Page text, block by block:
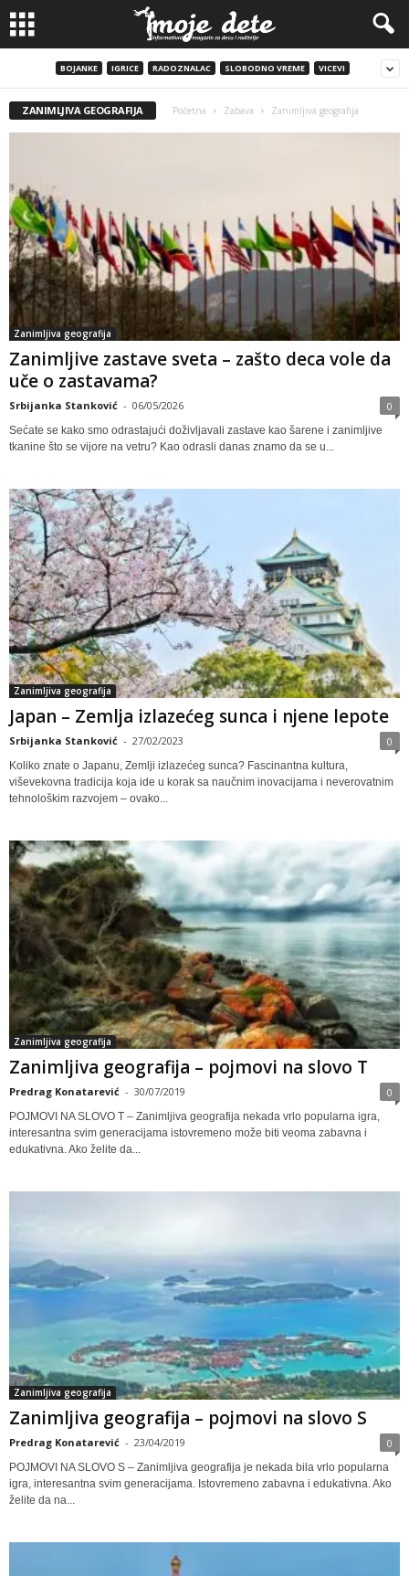
BOJANKE IGRICE RADOZNALAC SLOBODNO VREME VICEVI
ZANIMLJIVA GEOGRAFIJA Početna Zabava Zanimljiva geografija
Zanimljiva geografija
Zanimljive zastave sveta – zašto deca vole da
uče o zastavama?
Srbijanka Stanković - 06/05/2026 0
Sećate se kako smo odrastajući doživljavali zastave kao šarene i zanimljive
tkanine što se vijore na vetru? Kao odrasli danas znamo da se u...
Zanimljiva geografija
Japan – Zemlja izlazećeg sunca i njene lepote
Srbijanka Stanković - 27/02/2023 0
Koliko znate o Japanu, Zemlji izlazećeg sunca? Fascinantna kultura,
viševekovna tradicija koja ide u korak sa naučnim inovacijama i neverovatnim
tehnološkim razvojem – ovako...
Zanimljiva geografija
Zanimljiva geografija – pojmovi na slovo T
Predrag Konatarević - 30/07/2019 0
POJMOVI NA SLOVO T – Zanimljiva geografija nekada vrlo popularna igra,
interesantna svim generacijama istovremeno može biti veoma zabavna i
edukativna. Ako želite da...
Zanimljiva geografija
Zanimljiva geografija – pojmovi na slovo S
Predrag Konatarević - 23/04/2019 0
POJMOVI NA SLOVO S – Zanimljiva geografija je nekada bila vrlo popularna
igra, interesantna svim generacijama. Istovremeno zabavna i edukativna. Ako
želite da na...